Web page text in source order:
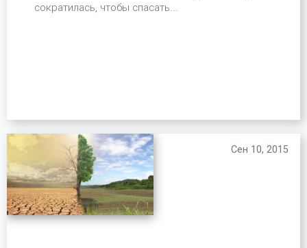
сократилась, чтобы спасать...
Сен 10, 2015